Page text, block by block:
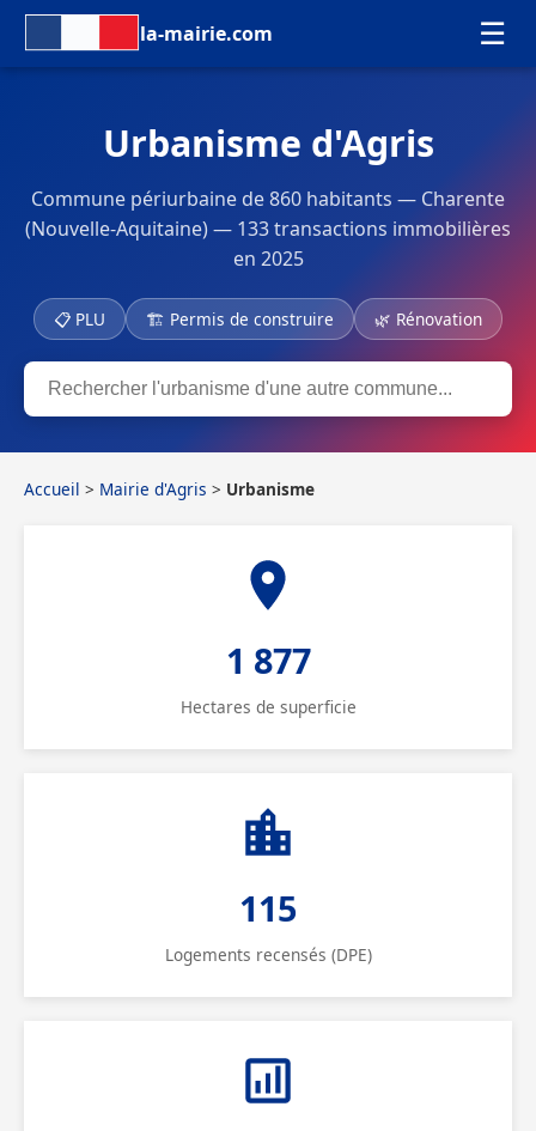
la-mairie.com ☰
Urbanisme d'Agris
Commune périurbaine de 860 habitants — Charente
(Nouvelle-Aquitaine) — 133 transactions immobilières
en 2025
📋 PLU 🏗 Permis de construire 🌿 Rénovation
Accueil > Mairie d'Agris > Urbanisme
1 877
Hectares de superficie
115
Logements recensés (DPE)